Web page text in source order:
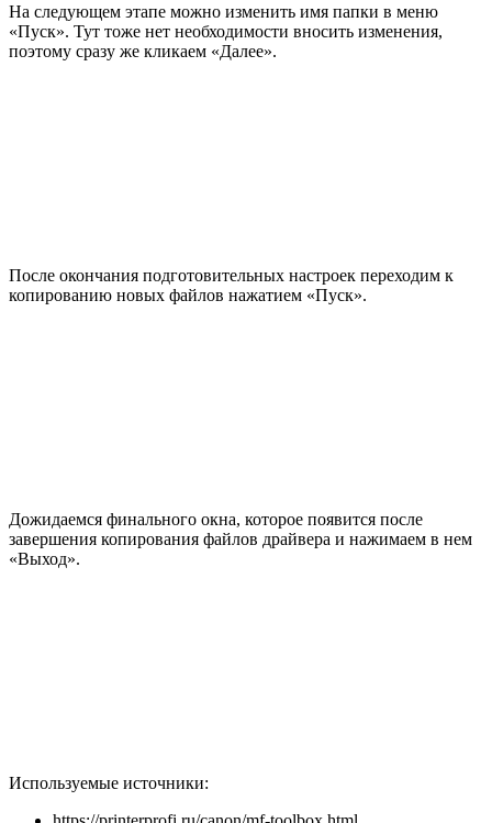
На следующем этапе можно изменить имя папки в меню
«Пуск». Тут тоже нет необходимости вносить изменения,
поэтому сразу же кликаем «Далее».
После окончания подготовительных настроек переходим к
копированию новых файлов нажатием «Пуск».
Дожидаемся финального окна, которое появится после
завершения копирования файлов драйвера и нажимаем в нем
«Выход».
Используемые источники: